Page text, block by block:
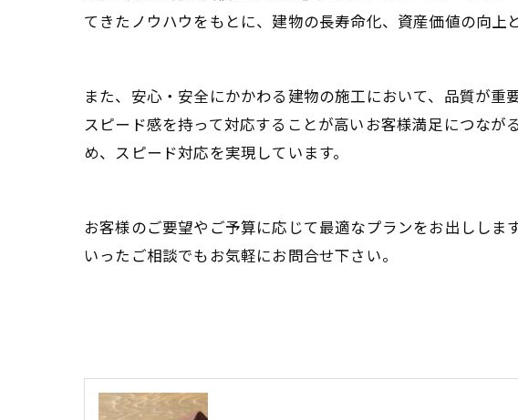
てきたノウハウをもとに、建物の長寿命化、資産価値の向上
また、安心・安全にかかわる建物の施工において、品質が
スピード感を持って対応することが高いお客様満足につなが
め、スピード対応を実現しています。
お客様のご要望やご予算に応じて最適なプランをお出しし
いったご相談でもお気軽にお問合せ下さい。